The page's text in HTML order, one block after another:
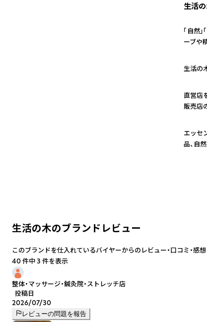
生活
「自然
ーブや
生活の
直営店
販売店
エッセ
品、自
生活の木のブランドレビュー
このブランドを仕入れているバイヤーからのレビュー・口コミ・感想
40 件中 3 件を表示
整体・マッサージ・鍼灸院・ストレッチ店
投稿日
2026/07/30
レビューの問題を報告